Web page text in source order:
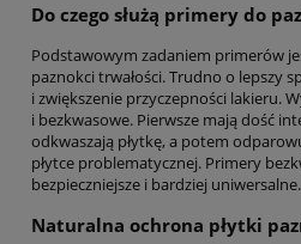
Do czego służą primery do
Podstawowym zadaniem primerów
paznokci trwałości. Trudno o lepszy
i zwiększenie przyczepności lakieru.
i bezkwasowe. Pierwsze mają dość
odkwaszają płytkę, a potem
płytce problematycznej. Primery
bezpieczniejsze i bardziej uniwersalne.
Naturalna ochrona płytki